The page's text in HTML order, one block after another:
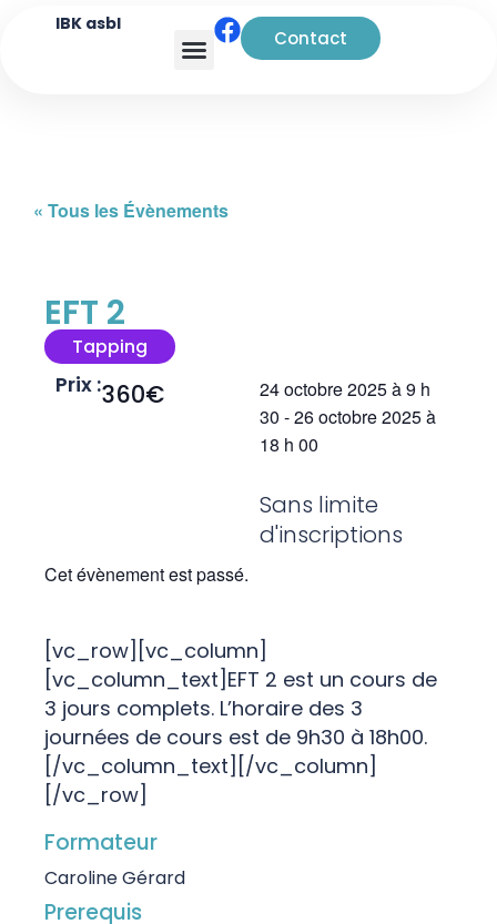
IBK asbl
Contact
« Tous les Évènements
EFT 2
Tapping
Prix :360€ 24 octobre 2025à9 h
30 -26 octobre 2025à
18 h 00
Sans limite
d'inscriptions
Cet évènement est passé.
[vc_row][vc_column]
[vc_column_text]EFT 2 est un cours de
3 jours complets. L’horaire des 3
journées de cours est de 9h30 à 18h00.
[/vc_column_text][/vc_column]
[/vc_row]
Formateur
Caroline Gérard
Prerequis